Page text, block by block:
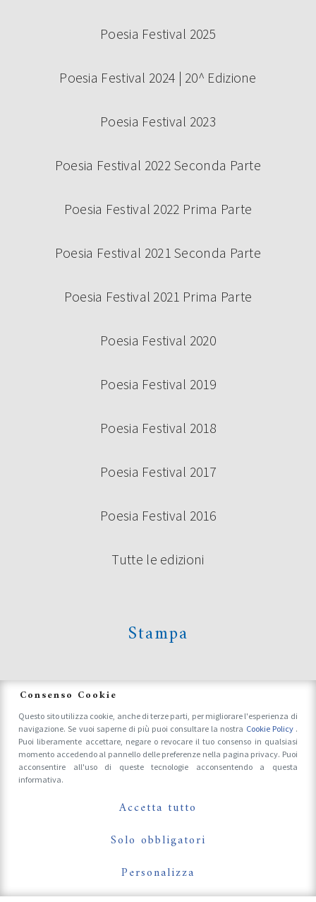
Poesia Festival 2025
Poesia Festival 2024 | 20^ Edizione
Poesia Festival 2023
Poesia Festival 2022 Seconda Parte
Poesia Festival 2022 Prima Parte
Poesia Festival 2021 Seconda Parte
Poesia Festival 2021 Prima Parte
Poesia Festival 2020
Poesia Festival 2019
Poesia Festival 2018
Poesia Festival 2017
Poesia Festival 2016
Tutte le edizioni
Stampa
Accrediti Stampa e Fotografi
Follow Us On
Consenso Cookie
Questo sito utilizza cookie, anche di terze parti, per migliorare l'esperienza di
navigazione. Se vuoi saperne di più puoi consultare la nostra Cookie Policy .
Puoi liberamente accettare, negare o revocare il tuo consenso in qualsiasi
momento accedendo al pannello delle preferenze nella pagina privacy. Puoi
acconsentire all'uso di queste tecnologie acconsentendo a questa
informativa.
Accetta tutto
Solo obbligatori
Personalizza